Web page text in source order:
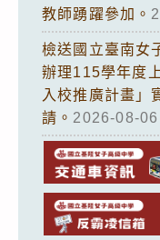
教師踴躍參加。
檢送國立臺南女
辦理115學年度
入校推廣計畫」
請。 2026-08-06